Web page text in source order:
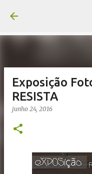
Exposição
RESISTA
junho 24, 2016